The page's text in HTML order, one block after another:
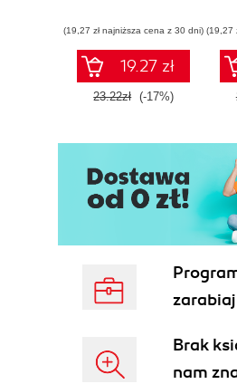
(19,27 zł najniższa cena z 30 dni)
19.27 zł
23.22zł (-17%)
(19,27
Brak
nam